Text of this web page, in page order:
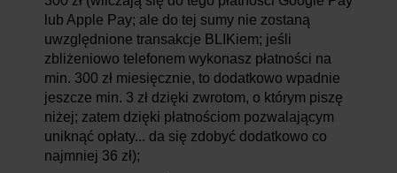
lub Apple Pay; ale do tej sumy nie zostaną
uwzględnione transakcje BLIKiem; jeśli
zbliżeniowo telefonem wykonasz płatności na
min. 300 zł miesięcznie, to dodatkowo wpadnie
jeszcze min. 3 zł dzięki zwrotom, o którym piszę
niżej; zatem dzięki płatnościom pozwalającym
uniknąć opłaty... da się zdobyć dodatkowo co
najmniej 36 zł);